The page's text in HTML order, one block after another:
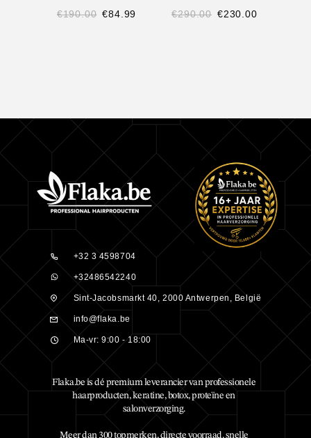
€190.00 €84.99 €290.00 €230.00
+32 3 4598704
+32486542240
Sint-Jacobsmarkt 40, 2000 Antwerpen, België
info@flaka.be
Ma-vr: 9:00 - 18:00
Flaka.be is dé premium leverancier van professionele
haarproducten, keratine, botox, proteïne en
salonverzorging.
Meer dan 300 topmerken, directe voorraad, snelle